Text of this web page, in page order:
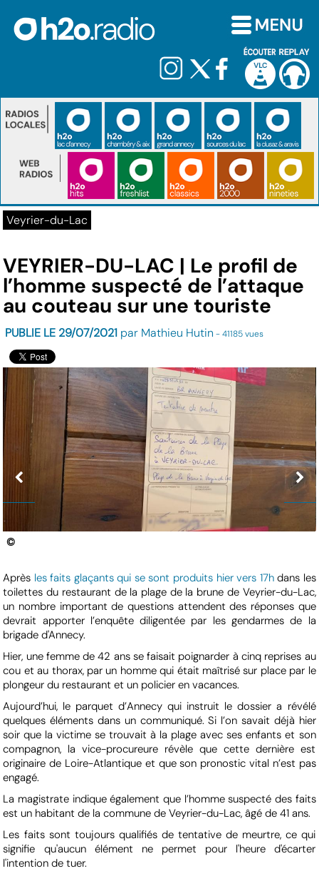
Veyrier-du-Lac
VEYRIER-DU-LAC | Le profil de
l’homme suspecté de l’attaque
au couteau sur une touriste
PUBLIE LE 29/07/2021 par Mathieu Hutin - 41185 vues
©
Après les faits glaçants qui se sont produits hier vers 17hdans les
toilettes du restaurant de la plage de la brune de Veyrier-du-Lac,
un nombre important de questions attendent des réponses que
devrait apporter l’enquête diligentée par les gendarmes de la
brigade d'Annecy.
Hier, une femme de 42 ans se faisait poignarder à cinq reprises au
cou et au thorax, par un homme qui était maîtrisé sur place par le
plongeur du restaurant et un policier en vacances.
Aujourd’hui, le parquet d’Annecy qui instruit le dossier a révélé
quelques éléments dans un communiqué. Si l’on savait déjà hier
soir que la victime se trouvait à la plage avec ses enfants et son
compagnon, la vice-procureure révèle que cette dernière est
originaire de Loire-Atlantique et que son pronostic vital n’est pas
engagé.
La magistrate indique également que l’homme suspecté des faits
est un habitant de la commune de Veyrier-du-Lac, âgé de 41 ans.
Les faits sont toujours qualifiés de tentative de meurtre, ce qui
signifie qu'aucun élément ne permet pour l'heure d'écarter
l'intention de tuer.